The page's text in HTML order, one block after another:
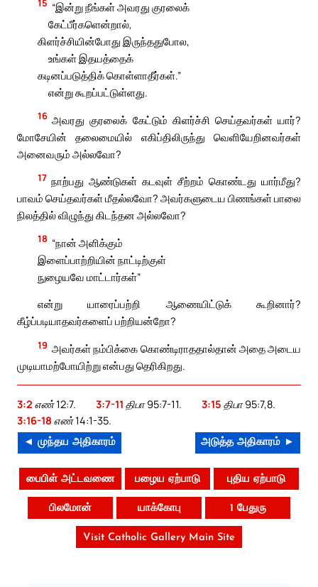
15 “இன்று நீங்கள் அவரது குரலைக்
கேட்பீர்களென்றால்,
கிளர்ச்சியின்போது இருந்ததுபோல,
உங்கள் இதயத்தைக்
கடினப்படுத்திக் கொள்ளாதீர்கள்.”
என்று கூறப்பட்டுள்ளது.
16 அவரது குரலைக் கேட்டும் கிளர்ச்சி செய்தவர்கள் யார்?
மோசேயின் தலைமையில் எகிப்திலிருந்து வெளியேறினவர்கள்
அனைவரும் அல்லவோ?
17 நாற்பது ஆண்டுகள் கடவுள் சீற்றம் கொண்டது யார்மீது?
பாவம் செய்தவர்கள் மீதல்லவோ? அவர்களுடைய பிணங்கள் பாலை
நிலத்தில் விழுந்து கிடந்தன அல்லவோ?
18 “நான் அளிக்கும்
இளைப்பாற்றியின் நாட்டிற்குள்
நுழையவே மாட்டார்கள்”
என்று யாரைப்பற்றி ஆணையிட்டுக் கூறினார்?
கீழ்ப்படியாதவர்களைப் பற்றியன்றோ?
19 அவர்கள் நம்பிக்கை கொண்டிராததால்தான் அதை அடைய
முடியாமற்போயிற்று என்பது தெரிகிறது.
3:2 எண் 12:7. 3:7-11 திபா 95:7-11. 3:15 திபா 95:7,8.
3:16-18 எண் 14:1-35.
◄ முந்தய அதிகாரம் அடுத்த அதிகாரம் ►
பைபிள் அட்டவணை பழைய ஏற்பாடு புதிய ஏற்பாடு
பிலமோன் யாக்கோபு 1 பேதுரு
Visit Catholic Gallery Main Site